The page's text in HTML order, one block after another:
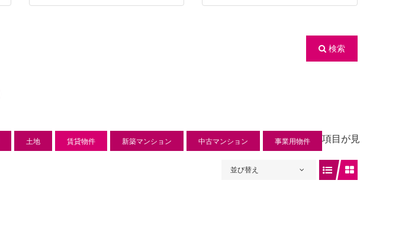
検索
土地 賃貸物件 新築マンション 中古マンション 事業用物件
並び替え
項目が見